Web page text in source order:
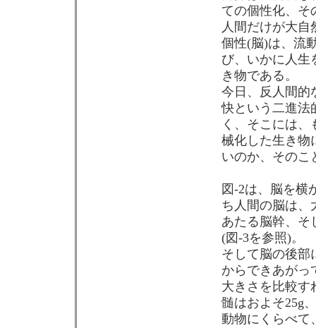
ての個性化、そ
人間だけが大
個性(脳)は、流
び、いかに人生
き物である。
今日、反人間的
快という二進法
く、そこには
械化した生き物
いのか、そのこ
図-2は、脳を横
ち人間の脳は、
あたる脳幹、そ
(図-3を参照)。
そして脳の後部
からできあがっ
大きさを比較す
髄はおよそ25g
動物にくらべて